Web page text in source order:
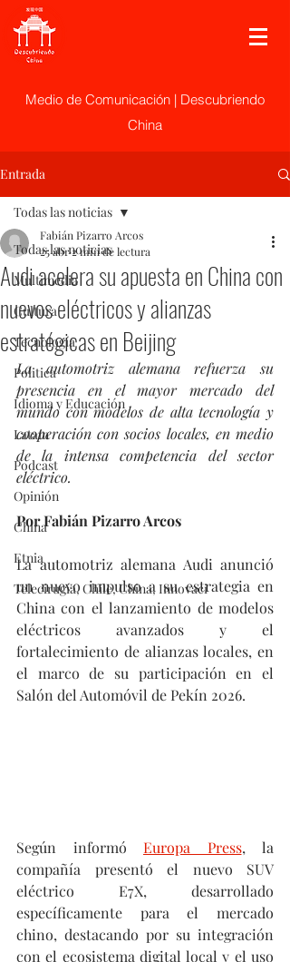
Medio de Comunicación | Descubriendo
China
Entrada
Todas las noticias
Multimedia
Cultura
Tecnología
Politica
Idioma y Educación
Latam
Podcast
Opinión
China
Etnia
Telecirugía, Chile, China, Innovaci
Todas las noticias
Audi acelera su apuesta en China con
nuevos eléctricos y alianzas
estratégicas en Beijing
Fabián Pizarro Arcos
25 abr2 min de lectura
La automotriz alemana refuerza su
presencia en el mayor mercado del
mundo con modelos de alta tecnología y
cooperación con socios locales, en medio
de la intensa competencia del sector
eléctrico.
Por Fabián Pizarro Arcos
La automotriz alemana Audi anunció
un nuevo impulso a su estrategia en
China con el lanzamiento de modelos
eléctricos avanzados y el
fortalecimiento de alianzas locales, en
el marco de su participación en el
Salón del Automóvil de Pekín 2026.
Según informó Europa Press, la
compañía presentó el nuevo SUV
eléctrico E7X, desarrollado
específicamente para el mercado
chino, destacando por su integración
con el ecosistema digital local y el uso